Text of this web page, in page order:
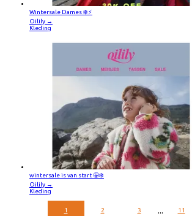
Wintersale Dames ❄️⚡️
Oilily →
Kleding
wintersale is van start 🤩❄️
Oilily →
Kleding
1 2 3 ... 11